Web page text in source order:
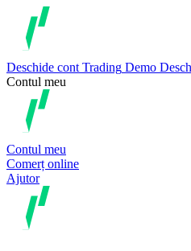
Deschide cont Trading Demo
Contul meu
Contul meu
Comerț online
Ajutor